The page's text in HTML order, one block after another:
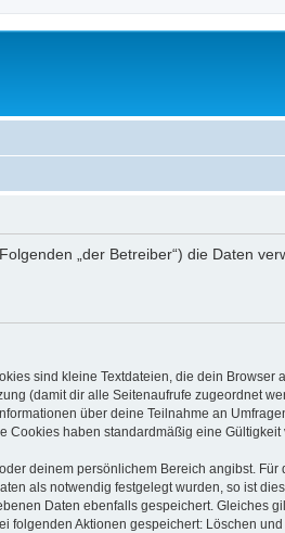
„der Betreiber“) die Daten
sind kleine Textdateien, die dein
(damit dir alle Seitenaufrufe zugeordnet
über deine Teilnahme an
haben standardmäßig eine
deinem persönlichem Bereich angibst.
als notwendig festgelegt wurden, so ist
Daten ebenfalls gespeichert. Gleiches
Aktionen gespeichert: Löschen